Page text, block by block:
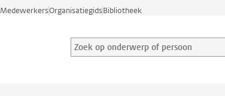
MedewerkersOrganisatiegidsBibliotheek
Zoek op onderwerp of persoon en
Zoekterm